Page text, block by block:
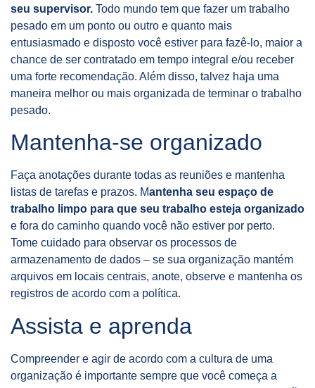
seu supervisor. Todo mundo tem que fazer um trabalho
pesado em um ponto ou outro e quanto mais
entusiasmado e disposto você estiver para fazê-lo, maior a
chance de ser contratado em tempo integral e/ou receber
uma forte recomendação. Além disso, talvez haja uma
maneira melhor ou mais organizada de terminar o trabalho
pesado.
Mantenha-se organizado
Faça anotações durante todas as reuniões e mantenha
listas de tarefas e prazos. Mantenha seu espaço de
trabalho limpo para que seu trabalho esteja organizado
e fora do caminho quando você não estiver por perto.
Tome cuidado para observar os processos de
armazenamento de dados – se sua organização mantém
arquivos em locais centrais, anote, observe e mantenha os
registros de acordo com a política.
Assista e aprenda
Compreender e agir de acordo com a cultura de uma
organização é importante sempre que você começa a